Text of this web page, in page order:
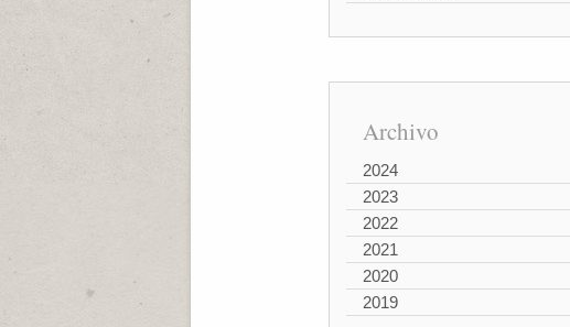
Archivo
2024
2023
2022
2021
2020
2019